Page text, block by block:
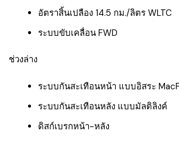
อัตราสิ้นเปลือง 14.5 กม./ลิตร WLTC
ระบบขับเคลื่อน FWD
ช่วงล่าง
ระบบกันสะเทือนหน้า แบบอิสระ
ระบบกันสะเทือนหลัง แบบมัลติลิงค์
ดิสก์เบรกหน้า-หลัง